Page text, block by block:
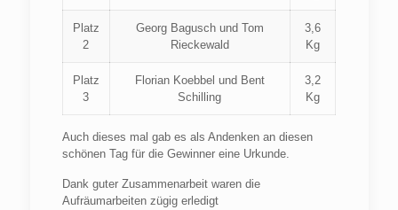
Platz
2
Georg Bagusch und Tom
Rieckewald
3,6
Kg
Platz
3
Florian Koebbel und Bent
Schilling
3,2
Kg
Auch dieses mal gab es als Andenken an diesen
schönen Tag für die Gewinner eine Urkunde.
Dank guter Zusammenarbeit waren die
Aufräumarbeiten zügig erledigt